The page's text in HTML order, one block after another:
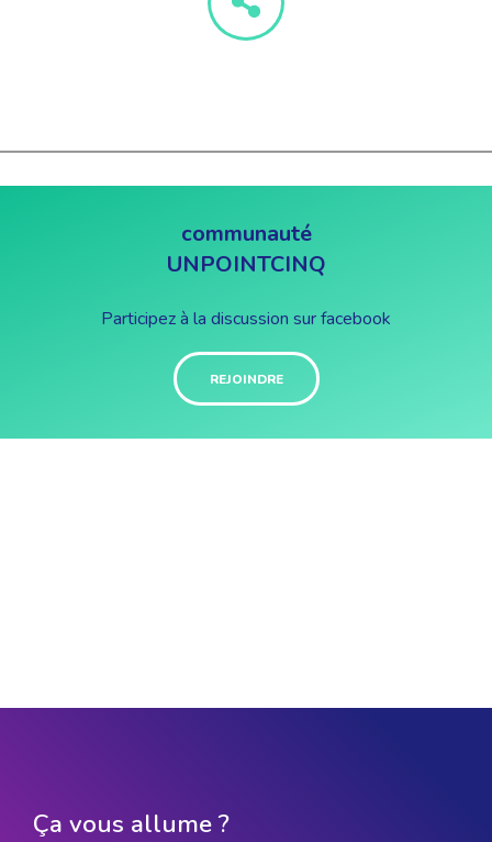
communauté
UNPOINTCINQ
Participez à la discussion sur facebook
REJOINDRE
Ça vous allume ?